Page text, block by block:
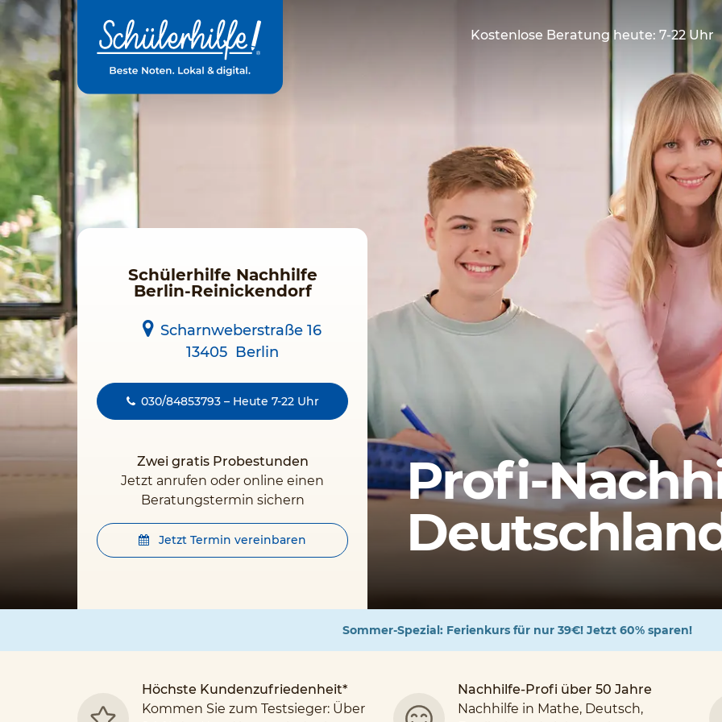
Zum
Hauptinhalt
Kostenlose Beratung heute: 7-22 Uhr
Profi-
Schülerhilfe Nachhilfe
Berlin-Reinickendorf
Scharnweberstraße 16
13405 Berlin
Zwei gratis Probestunden
Jetzt anrufen oder online einen
Beratungstermin sichern
030/84853793 – Heute 7-22 Uhr
Jetzt Termin vereinbaren
Sommer-Spezial: Ferienkurs für nur 39€! Jetzt 60% sparen!
Höchste Kundenzufriedenheit*
Kommen Sie zum Testsieger: Über
Nachhilfe-Profi über 50 Jahre
Nachhilfe in Mathe, Deutsch,